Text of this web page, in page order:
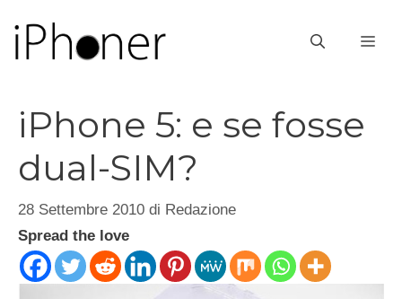
contenuto
iPhone 5: e se fosse
dual-SIM?
28 Settembre 2010 di Redazione
Spread the love